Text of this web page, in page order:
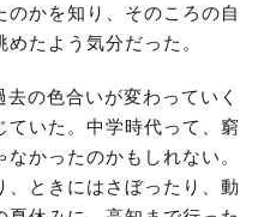
かを知り、そのころの自
たよう気分だった。
の色合いが変わっていく
ていた。中学時代って、窮
かったのかもしれない。
、ときにはさぼったり、動